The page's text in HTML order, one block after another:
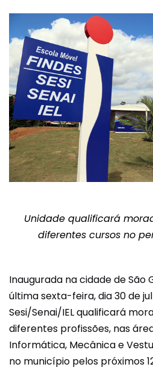
Unidade qualificará
diferentes cursos no
Inaugurada na cidade de São
última sexta-feira, dia 30 de
Sesi/Senai/IEL qualificará
diferentes profissões, nas
Informática, Mecânica e
no município pelos próximos